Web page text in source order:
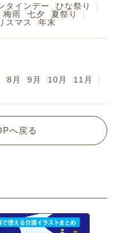
タインデー
ひな祭り
梅雨 七夕
夏祭り
スマス 年末
8月 9月 10月
11月
へ戻る